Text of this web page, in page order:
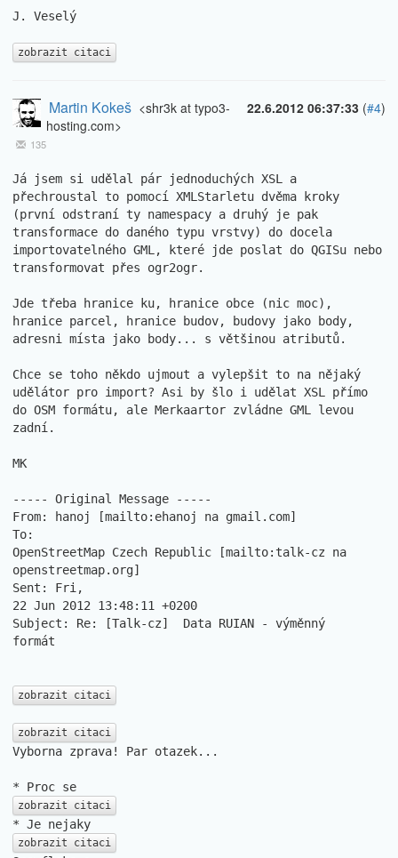
J. Veselý
zobrazit citaci
22.6.2012 06:37:33 (#4)
Martin Kokeš <shr3k at typo3-
hosting.com>
135
Já jsem si udělal pár jednoduchých XSL a
přechroustal to pomocí XMLStarletu dvěma kroky
(první odstraní ty namespacy a druhý je pak
transformace do daného typu vrstvy) do docela
importovatelného GML, které jde poslat do QGISu nebo
transformovat přes ogr2ogr.
Jde třeba hranice ku, hranice obce (nic moc),
hranice parcel, hranice budov, budovy jako body,
adresni místa jako body... s většinou atributů.
Chce se toho někdo ujmout a vylepšit to na nějaký
udělátor pro import? Asi by šlo i udělat XSL přímo
do OSM formátu, ale Merkaartor zvládne GML levou
zadní.
MK
----- Original Message -----
From: hanoj [mailto:ehanoj na gmail.com]
To:
OpenStreetMap Czech Republic [mailto:talk-cz na
openstreetmap.org]
Sent: Fri,
22 Jun 2012 13:48:11 +0200
Subject: Re: [Talk-cz]	Data RUIAN - výměnný
formát
zobrazit citaci
zobrazit citaci
Vyborna zprava! Par otazek...
zobrazit citaci
zobrazit citaci